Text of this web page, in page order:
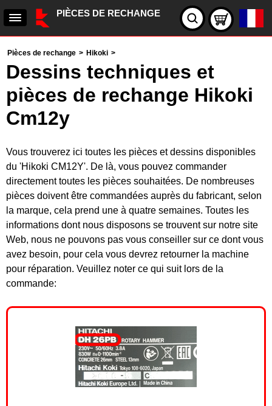
PIÈCES DE RECHANGE
Pièces de rechange > Hikoki >
Dessins techniques et
pièces de rechange Hikoki
Cm12y
Vous trouverez ici toutes les pièces et dessins disponibles
du 'Hikoki CM12Y'. De là, vous pouvez commander
directement toutes les pièces souhaitées. De nombreuses
pièces doivent être commandées auprès du fabricant, selon
la marque, cela prend une à quatre semaines. Toutes les
informations dont nous disposons se trouvent sur notre site
Web, nous ne pouvons pas vous conseiller sur ce dont vous
avez besoin, pour cela vous devrez retourner la machine
pour réparation. Veuillez noter ce qui suit lors de la
commande: